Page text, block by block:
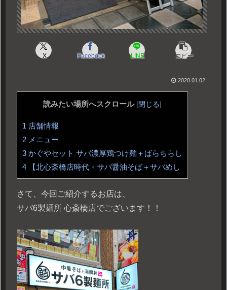
X Facebook LINE コピー
2020.01.02
読みたい場所へスクロール [閉じる]
1 店舗情報
2 メニュー
3 かぐやセット サバ濃厚鶏つけ麺＋ばらちらし
4 【北心斎橋店時代・サバ醤油そば＋サバめし
さて、今回ご紹介するお店は、
サバ6製麺所 心斎橋店でございます！！